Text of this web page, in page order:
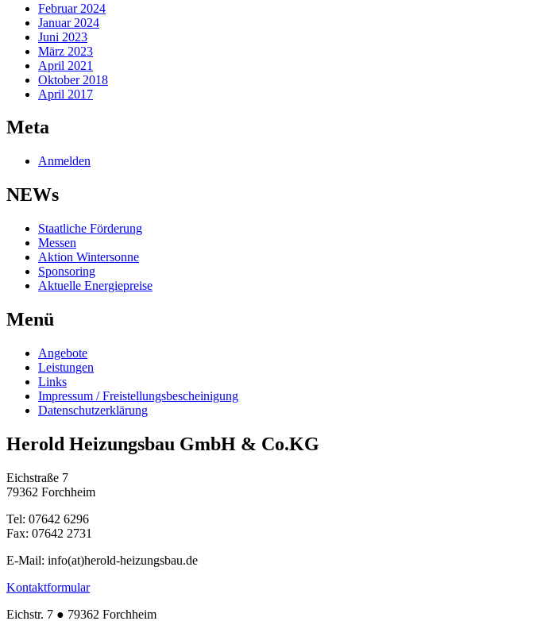
Februar 2024
Januar 2024
Juni 2023
März 2023
April 2021
Oktober 2018
April 2017
Meta
Anmelden
NEWs
Staatliche Förderung
Messen
Aktion Wintersonne
Sponsoring
Aktuelle Energiepreise
Menü
Angebote
Leistungen
Links
Impressum / Freistellungsbescheinigung
Datenschutzerklärung
Herold Heizungsbau GmbH & Co.KG
Eichstraße 7
79362 Forchheim
Tel: 07642 6296
Fax: 07642 2731
E-Mail: info(at)herold-heizungsbau.de
Kontaktformular
Eichstr. 7 ● 79362 Forchheim